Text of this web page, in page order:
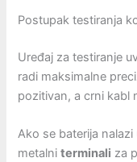
Postupak testiranja
Uređaj za testiranje
radi maksimalne
pozitivan, a crni kabl
Ako se baterija
metalniterminali za